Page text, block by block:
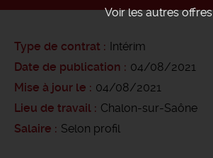
Voir les autres offres
Type de contrat
Intérim
Date de publication
04/08/2021
Mise à jour le
04/08/2021
Lieu de travail
Chalon-sur-Saône
Salaire
Selon profil